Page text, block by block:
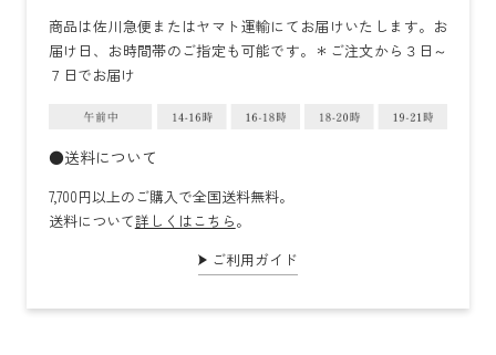
商品は佐川急便またはヤマト運輸にてお届けいたします。お
届け日、お時間帯のご指定も可能です。＊ご注文から３日～
７日でお届け
●送料について
7,700円以上のご購入で全国送料無料。
送料について詳しくはこちら。
ご利用ガイド